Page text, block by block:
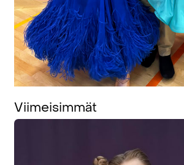
Viimeisimmät